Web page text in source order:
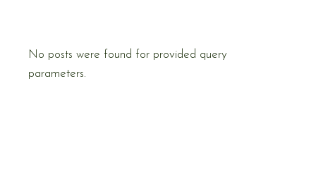
No posts were found for provided query
parameters.